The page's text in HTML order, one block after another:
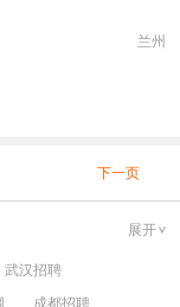
兰州
下一页
展开
武汉招聘
成都招聘